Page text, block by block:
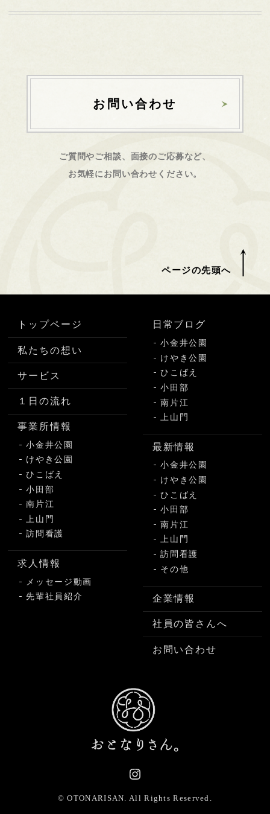
お問い合わせ
ご質問やご相談、面接のご応募など、
お気軽にお問い合わせください。
ページの先頭へ
トップページ
私たちの想い
サービス
１日の流れ
事業所情報
小金井公園
けやき公園
ひこばえ
小田部
南片江
上山門
訪問看護
求人情報
メッセージ動画
先輩社員紹介
日常ブログ
小金井公園
けやき公園
ひこばえ
小田部
南片江
上山門
最新情報
小金井公園
けやき公園
ひこばえ
小田部
南片江
上山門
訪問看護
その他
企業情報
社員の皆さんへ
お問い合わせ
© OTONARISAN. All Rights Reserved.